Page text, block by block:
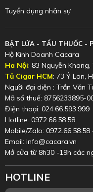
Tuyển dụng nhân sự
BẬT LỬA - TẨU THUỐC -
Hộ Kinh Doanh Cacara
Ha Nội: 83 Nguyễn Khang,
Tủ Cigar HCM: 73 Ỷ Lan,
Người đại diện : Trần Văn
Mã số thuế: 8756233895-
Điện thoại: 024.66.593.999
Hotline: 0972.66.58.58
Mobile/Zalo: 0972.66.58.58
Email: info@cacara.vn
Mở cửa từ 8h30 -19h các
HOTLINE